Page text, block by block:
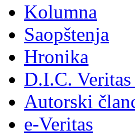
Kolumna
Saopštenja
Hronika
D.I.C.
Autorski
e-Veritas